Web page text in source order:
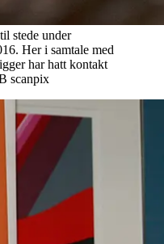
stede under
Her i samtale med
har hatt kontakt
scanpix